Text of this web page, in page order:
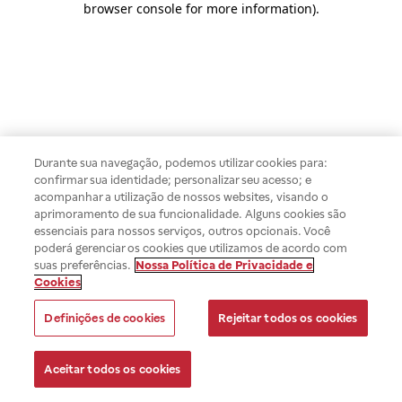
browser console for more information).
Durante sua navegação, podemos utilizar cookies para:
confirmar sua identidade; personalizar seu acesso; e
acompanhar a utilização de nossos websites, visando o
aprimoramento de sua funcionalidade. Alguns cookies são
essenciais para nossos serviços, outros opcionais. Você
poderá gerenciar os cookies que utilizamos de acordo com
suas preferências. Nossa Política de Privacidade e
Cookies
Definições de cookies Rejeitar todos os cookies
Aceitar todos os cookies